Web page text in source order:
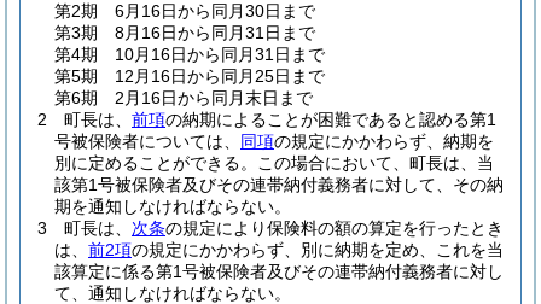
第2期 6月16日から同月30日まで
第3期 8月16日から同月31日まで
第4期 10月16日から同月31日まで
第5期 12月16日から同月25日まで
第6期 2月16日から同月末日まで
2
町長は、 前項の納期によることが困難であると認める第1
号被保険者については、 同項の規定にかかわらず、納期を
別に定めることができる。
この場合において、町長は、当
該第1号被保険者及びその連帯納付義務者に対して、その納
期を通知しなければならない。
3
町長は、 次条の規定により保険料の額の算定を行ったとき
は、 前2項の規定にかかわらず、別に納期を定め、これを当
該算定に係る第1号被保険者及びその連帯納付義務者に対し
て、通知しなければならない。